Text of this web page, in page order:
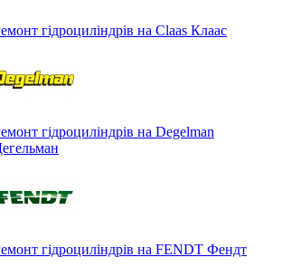
гідроциліндрів на Claas Клаас
гідроциліндрів на Degelman
гідроциліндрів на FENDT Фендт